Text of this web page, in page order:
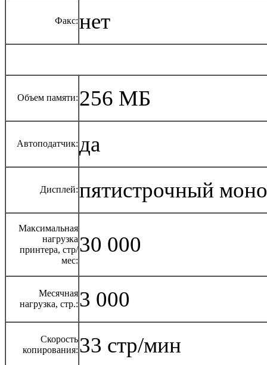
Факс:нет
Объем памяти: 256 МБ
Автоподатчик:да
Дисплей:пятистрочный
Максимальная
нагрузка
принтера, стр/
мес:
30 000
Месячная
нагрузка, стр.: 3 000
Скорость
копирования: 33 стр/мин